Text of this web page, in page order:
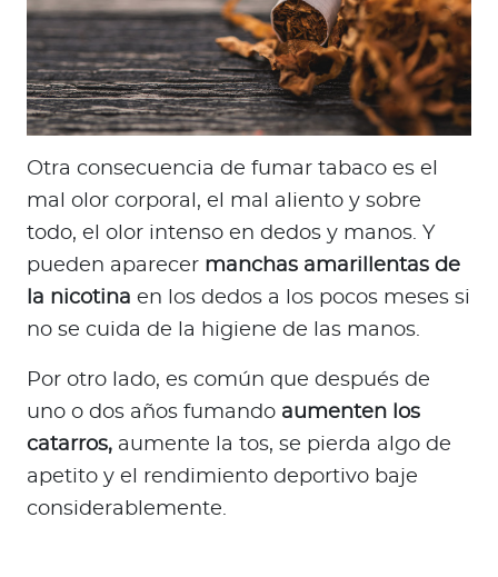
Otra consecuencia de fumar tabaco es el
mal olor corporal, el mal aliento y sobre
todo, el olor intenso en dedos y manos. Y
pueden aparecer manchas amarillentas de
la nicotina en los dedos a los pocos meses si
no se cuida de la higiene de las manos.
Por otro lado, es común que después de
uno o dos años fumando aumenten los
catarros, aumente la tos, se pierda algo de
apetito y el rendimiento deportivo baje
considerablemente.